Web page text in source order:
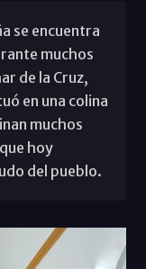
se encuentra
muchos
de la Cruz,
en una colina
muchos
hoy
del pueblo.